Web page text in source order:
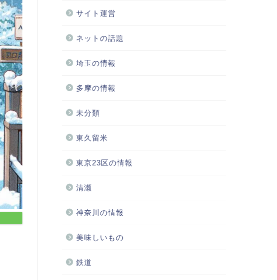
サイト運営
ネットの話題
埼玉の情報
多摩の情報
未分類
東久留米
東京23区の情報
清瀬
神奈川の情報
美味しいもの
鉄道